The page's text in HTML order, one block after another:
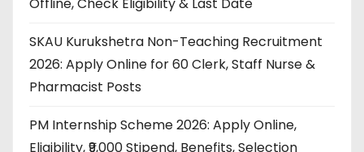
SKAU Kurukshetra Non-Teaching Recruitment
2026: Apply Online for 60 Clerk, Staff Nurse &
Pharmacist Posts
PM Internship Scheme 2026: Apply Online,
Eligibility, ₹9,000 Stipend, Benefits, Selection